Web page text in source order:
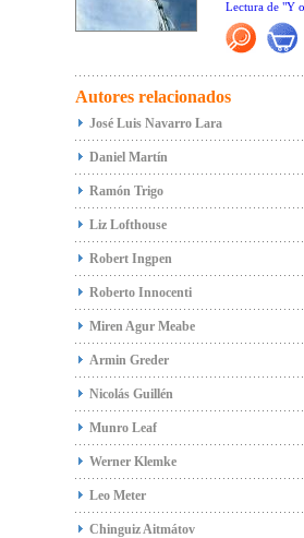
"Un libro bello
utilización del
orillas).
*Premio
*Los Mejores
* Sapo del
Lectura de "Y
" Un libro que
Flores dibuja
Autores relacionados
José Luis Navarro Lara
Daniel Martín
Ramón Trigo
Liz Lofthouse
Robert Ingpen
Roberto Innocenti
Miren Agur Meabe
Armin Greder
Nicolás Guillén
Munro Leaf
Werner Klemke
Leo Meter
Chinguiz Aitmátov